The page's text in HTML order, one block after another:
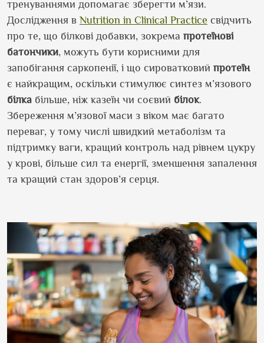
тренуваннями допомагає зберегти м’язи.
Дослідження в Nutrition in Clinical Practice свідчить
про те, що білкові добавки, зокрема протеїнові
батончики, можуть бути корисними для
запобігання саркопенії, і що сироватковий протеїн
є найкращим, оскільки стимулює синтез м’язового
білка більше, ніж казеїн чи соєвий білок.
Збереження м’язової маси з віком має багато
переваг, у тому числі швидкий метаболізм та
підтримку ваги, кращий контроль над рівнем цукру
у крові, більше сил та енергії, зменшення запалення
та кращий стан здоров’я серця.